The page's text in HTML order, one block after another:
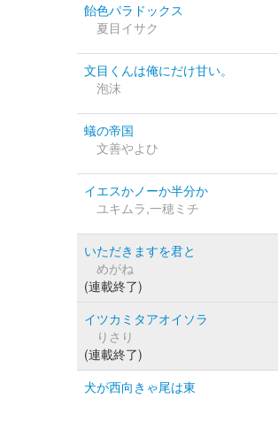
飴色パラドックス
夏目イサク
文目くんは俺にだけ甘い。
泡沫
蟻の帝国
文善やよひ
イエスかノーか半分か
ユキムラ,一穂ミチ
いただきますを君と
めがね
(連載終了)
イツカミタアオイソラ
りさり
(連載終了)
犬が西向きゃ尾は東